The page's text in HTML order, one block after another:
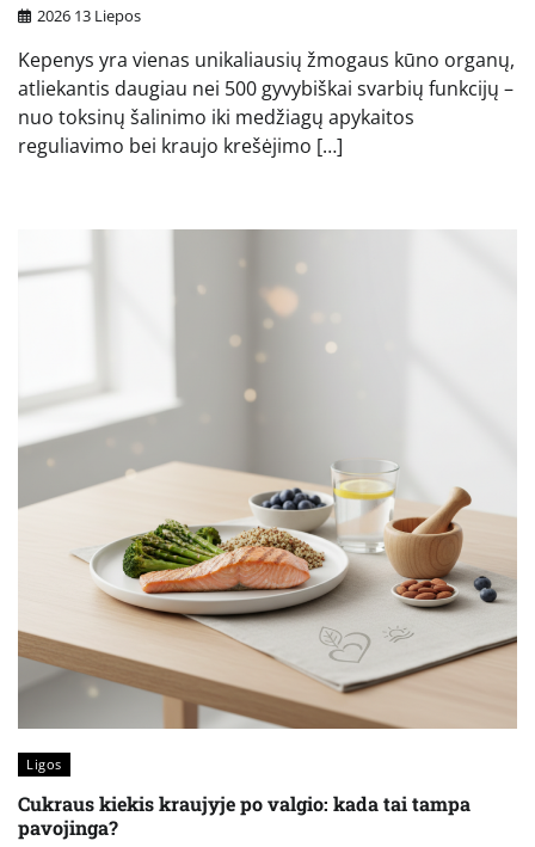
2026 13 Liepos
Kepenys yra vienas unikaliausių žmogaus kūno organų,
atliekantis daugiau nei 500 gyvybiškai svarbių funkcijų –
nuo toksinų šalinimo iki medžiagų apykaitos
reguliavimo bei kraujo krešėjimo […]
Ligos
Cukraus kiekis kraujyje po valgio: kada tai tampa
pavojinga?